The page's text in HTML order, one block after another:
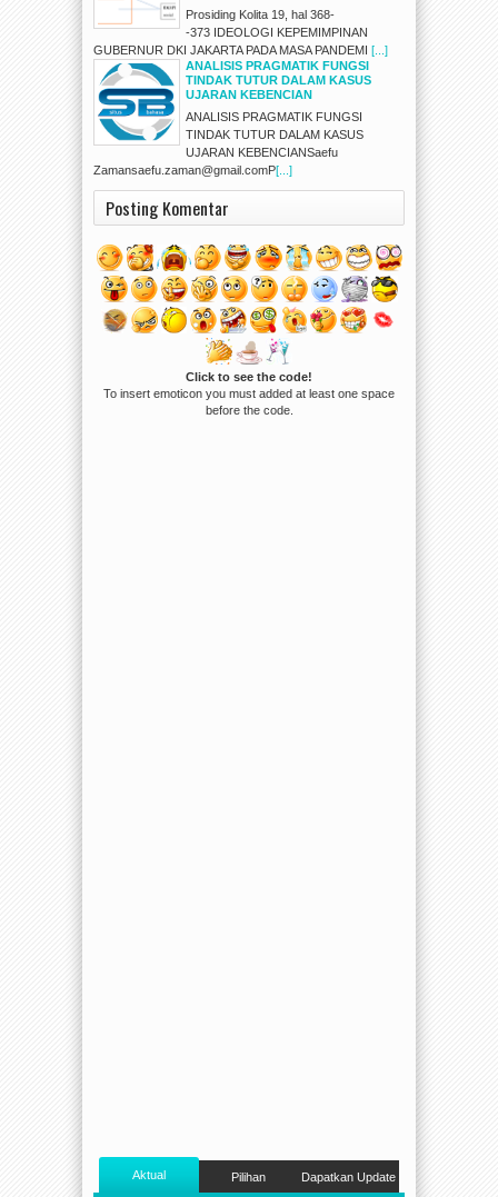
Prosiding Kolita 19, hal 368-
-373 IDEOLOGI KEPEMIMPINAN
GUBERNUR DKI JAKARTA PADA MASA PANDEMI [...]
ANALISIS PRAGMATIK FUNGSI
TINDAK TUTUR DALAM KASUS
UJARAN KEBENCIAN
ANALISIS PRAGMATIK FUNGSI
TINDAK TUTUR DALAM KASUS
UJARAN KEBENCIANSaefu
Zamansaefu.zaman@gmail.comP[...]
Posting Komentar
Click to see the code!
To insert emoticon you must added at least one space
before the code.
Aktual Pilihan Dapatkan Update